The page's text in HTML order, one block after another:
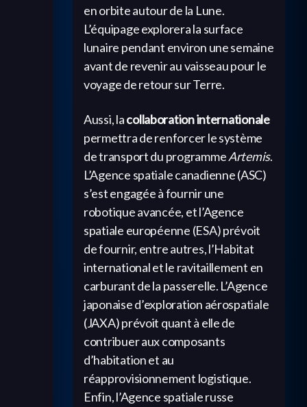
en orbite autour de la Lune.
L’équipage explorera la surface
lunaire pendant environ une semaine
avant de revenir au vaisseau pour le
voyage de retour sur Terre.
Aussi, lacollaboration internationale
permettra de renforcer le système
de transport du programmeArtemis.
L’Agence spatiale canadienne (ASC)
s’est engagée à fournir une
robotique avancée, et l’Agence
spatiale européenne (ESA) prévoit
de fournir, entre autres, l’Habitat
international et le ravitaillement en
carburant de la passerelle. L’Agence
japonaise d’exploration aérospatiale
(JAXA) prévoit quant à elle de
contribuer aux composants
d’habitation et au
réapprovisionnement logistique.
Enfin, l’Agence spatiale russe